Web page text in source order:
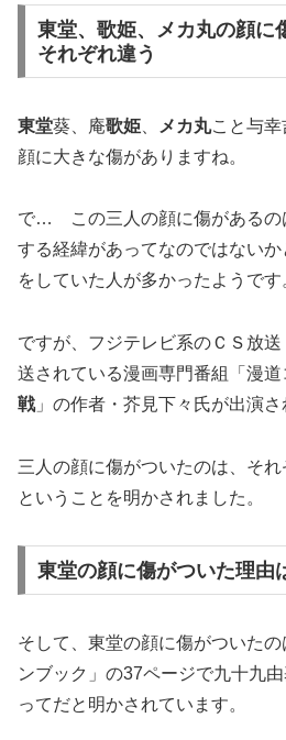
東堂、歌姫、メカ丸の顔に
それぞれ違う
東堂葵、庵歌姫 メカ丸こと与幸
顔に大きな傷がありますね。
で… この三人の顔に傷があるの
する経緯があってなのではない
をしていた人が多かったようです
ですが、フジテレビ系のＣＳ放
送されている漫画専門番組「漫道
戦」の作者・芥見下々氏が出演
三人の顔に傷がついたのは、そ
ということを明かされました。
東堂の顔に傷がついた理由
そして、東堂の顔に傷がついた
ンブック」の37ページで九十九
ってだと明かされています。